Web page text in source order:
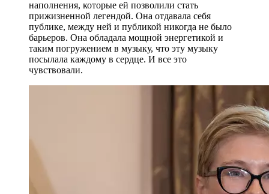
наполнения, которые ей позволили стать
прижизненной легендой. Она отдавала себя
публике, между ней и публикой никогда не было
барьеров. Она обладала мощной энергетикой и
таким погружением в музыку, что эту музыку
посылала каждому в сердце. И все это
чувствовали.